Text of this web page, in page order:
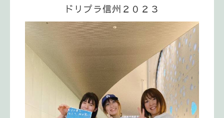
ドリプラ信州２０２３